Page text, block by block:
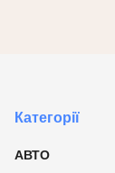
Категорії
АВТО